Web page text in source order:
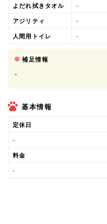
よだれ拭きタオル -
アジリティ -
人間用トイレ -
補足情報
-
基本情報
定休日
-
料金
-